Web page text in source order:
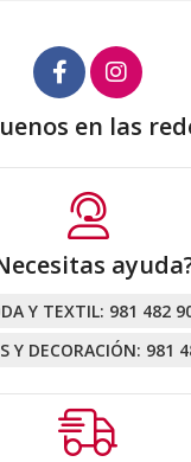
en las
Y TEXTIL: 981 482
Y DECORACIÓN: 981